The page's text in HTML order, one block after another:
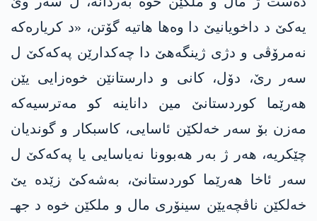
یەکێ د داخویانیێ دا وه‌ها هاتیە گۆتن، «د کریارەکە
نەمرۆڤی و دژی ژینگەهێ دا چەکدارێن په‌كه‌كێ ل
سەر رێ، دۆل، کانی و دارستانێن خوەزایی یێن
هەرێما کوردستانێ مین داناینه‌ کو مەترسیەکە
مەزن بۆ سەر خەلکێن ئاسایی، کاسبکار و گوندیان
چێکریە، هەر ژ بەر هەبوونا نەیاسایی یا په‌كه‌كێ ل
سەر ئاخا هەرێما کوردستانێ، بەشەکێ زێدە یێ
خەلکێن ناڤچەیێن سینۆری مال و ملکێن خوە د جهـ